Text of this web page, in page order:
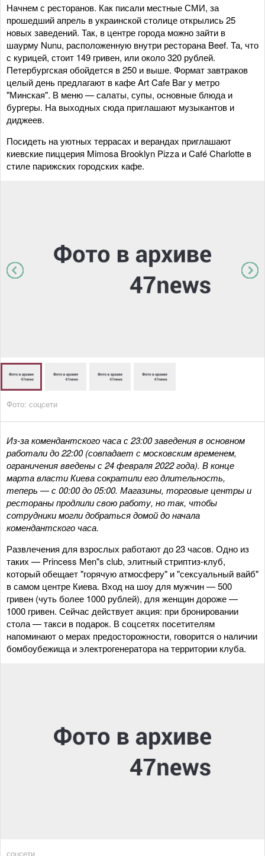
Начнем с ресторанов. Как писали местные СМИ, за
прошедший апрель в украинской столице открылись 25
новых заведений. Так, в центре города можно зайти в
шаурму Nunu, расположенную внутри ресторана Beef. Та, что
с курицей, стоит 149 гривен, или около 320 рублей.
Петербургская обойдется в 250 и выше. Формат завтраков
целый день предлагают в кафе Art Cafe Bar у метро
"Минская". В меню — салаты, супы, основные блюда и
бургеры. На выходных сюда приглашают музыкантов и
диджеев.
Посидеть на уютных террасах и верандах приглашают
киевские пиццерия Mimosa Brooklyn Pizza и Café Charlotte в
стиле парижских городских кафе.
Фото: соцсети
Из-за комендантского часа с 23:00 заведения в основном
работали до 22:00 (совпадает с московским временем,
ограничения введены с 24 февраля 2022 года). В конце
марта власти Киева сократили его длительность,
теперь — с 00:00 до 05:00. Магазины, торговые центры и
рестораны продлили свою работу, но так, чтобы
сотрудники могли добраться домой до начала
комендантского часа.
Развлечения для взрослых работают до 23 часов. Одно из
таких — Princess Men"s club, элитный стриптиз-клуб,
который обещает "горячую атмосферу" и "сексуальный вайб"
в самом центре Киева. Вход на шоу для мужчин — 500
гривен (чуть более 1000 рублей), для женщин дороже —
1000 гривен. Сейчас действует акция: при бронировании
стола — такси в подарок. В соцсетях посетителям
напоминают о мерах предосторожности, говорится о наличии
бомбоубежища и электрогенератора на территории клуба.
соцсети